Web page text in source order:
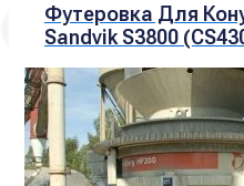
Футеровка Для
Sandvik S3800